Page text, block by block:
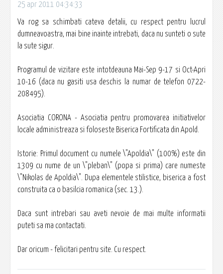
25 apr 2011 04:34:33
Va rog sa schimbati cateva detalii, cu respect pentru lucrul
dumneavoastra, mai bine inainte intrebati, daca nu sunteti o sute
la sute sigur.
Programul de vizitare este intotdeauna Mai-Sep 9-17 si Oct-Apri
10-16 (daca nu gasiti usa deschis la numar de telefon 0722-
208495).
Asociatia CORONA - Asociatia pentru promovarea initiativelor
locale administreaza si foloseste Biserica Fortificata din Apold.
Istorie: Primul document cu numele \"Apoldia\" (100%) este din
1309 cu nume de un \"pleban\" (popa si prima) care numeste
\"Nikolas de Apoldia\". Dupa elementele stilistice, biserica a fost
construita ca o basilcia romanica (sec. 13.).
Daca sunt intrebari sau aveti nevoie de mai multe informatii
puteti sa ma contactati.
Dar oricum - felicitari pentru site. Cu respect.